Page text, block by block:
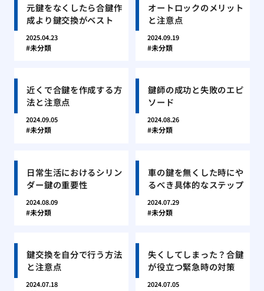
元鍵をなくしたら合鍵作
成より鍵交換がベスト
2025.04.23
未分類
オートロックのメリット
と注意点
2024.09.19
未分類
近くで合鍵を作成する方
法と注意点
2024.09.05
未分類
鍵師の成功と失敗のエピ
ソード
2024.08.26
未分類
日常生活におけるシリン
ダー鍵の重要性
2024.08.09
未分類
車の鍵を無くした時にや
るべき具体的なステップ
2024.07.29
未分類
鍵交換を自分で行う方法
と注意点
2024.07.18
失くしてしまった？合鍵
が役立つ緊急時の対策
2024.07.05